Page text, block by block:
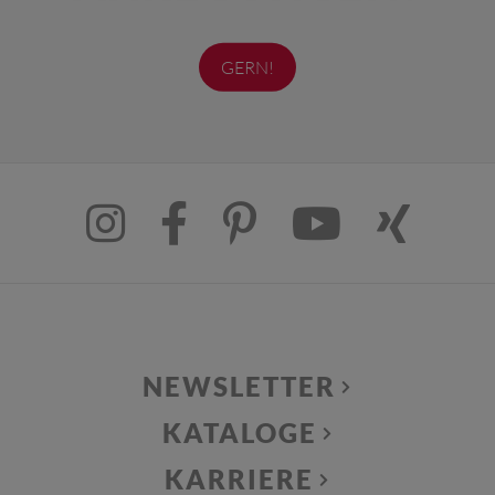
GERN!
NEWSLETTER
KATALOGE
KARRIERE